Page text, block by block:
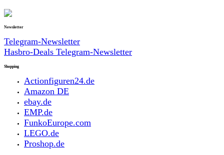
Newsletter
Telegram-Newsletter
Hasbro-Deals Telegram-Newsletter
Shopping
Actionfiguren24.de
Amazon DE
ebay.de
EMP.de
FunkoEurope.com
LEGO.de
Proshop.de